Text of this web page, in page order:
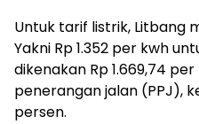
Untuk tarif listrik, Litbang
Yakni Rp 1.352 per kwh
dikenakan Rp 1.669,74
penerangan jalan (PPJ),
persen.